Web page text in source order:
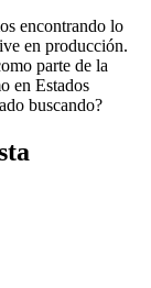
encontrando lo
en producción.
parte de la
en Estados
buscando?